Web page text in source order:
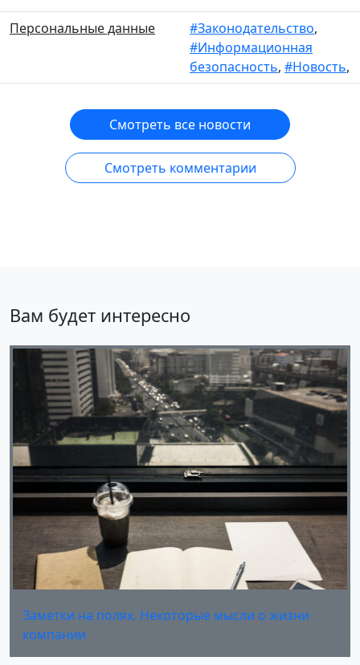
Персональные данные #Законодательство,
#Информационная
безопасность, #Новость,
Смотреть все новости
Смотреть комментарии
Вам будет интересно
Заметки на полях. Некоторые мысли о жизни
компании